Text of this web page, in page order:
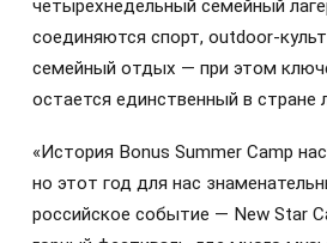
четырехнедельный семейный
соединяются спорт, outdoor-
семейный отдых — при этом
остается единственный в стране
«История Bonus Summer Camp
но этот год для нас
российское событие — New Star